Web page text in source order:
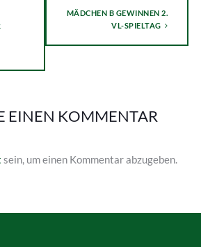
MÄDCHEN B GEWINNEN 2.
VL-SPIELTAG
EINEN KOMMENTAR
sein, um einen Kommentar abzugeben.